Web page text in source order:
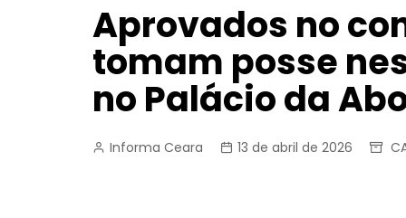
Aprovados no
tomam posse
no Palácio da
Informa Ceara 13 de abril de 2026